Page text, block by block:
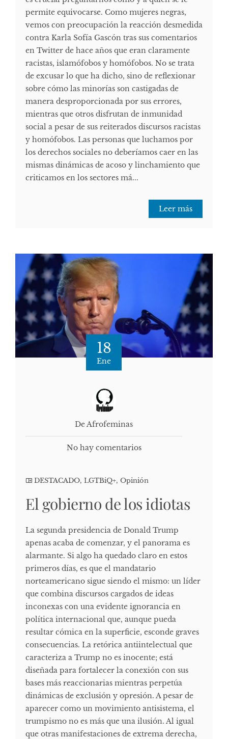
permite equivocarse. Como mujeres negras,
vemos con preocupación la reacción desmedida
contra Karla Sofía Gascón tras sus comentarios
en Twitter de hace años que eran claramente
racistas, islamófobos y homófobos. No se trata
de excusar lo que ha dicho, sino de reflexionar
sobre cómo las minorías son castigadas de
manera desproporcionada por sus errores,
mientras que otros disfrutan de inmunidad
social a pesar de sus reiterados discursos racistas
y homófobos. Las personas que luchamos por
los derechos sociales no deberíamos caer en las
mismas dinámicas de acoso y linchamiento que
criticamos en los sectores má...
Leer más
18
Ene
De Afrofeminas
No hay comentarios
DESTACADO, LGTBiQ+, Opinión
El gobierno de los idiotas
La segunda presidencia de Donald Trump
apenas acaba de comenzar, y el panorama es
alarmante. Si algo ha quedado claro en estos
primeros días, es que el mandatario
norteamericano sigue siendo el mismo: un líder
que combina discursos cargados de ideas
inconexas con una evidente ignorancia en
política internacional que, aunque pueda
resultar cómica en la superficie, esconde graves
consecuencias. La retórica antiintelectual que
caracteriza a Trump no es inocente; está
diseñada para fortalecer la conexión con sus
bases más reaccionarias mientras perpetúa
dinámicas de exclusión y opresión. A pesar de
aparecer como un movimiento antisistema, el
trumpismo no es más que una ilusión. Al igual
que otras manifestaciones de extrema derecha,